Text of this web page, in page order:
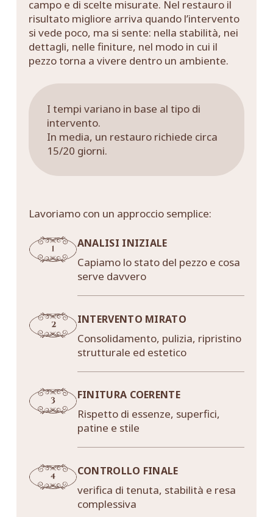
campo e di scelte misurate. Nel restauro il
risultato migliore arriva quando l’intervento
si vede poco, ma si sente: nella stabilità, nei
dettagli, nelle finiture, nel modo in cui il
pezzo torna a vivere dentro un ambiente.
I tempi variano in base al tipo di
intervento.
In media, un restauro richiede circa
15/20 giorni.
Lavoriamo con un approccio semplice:
ANALISI INIZIALE
Capiamo lo stato del pezzo e cosa
serve davvero
INTERVENTO MIRATO
Consolidamento, pulizia, ripristino
strutturale ed estetico
FINITURA COERENTE
Rispetto di essenze, superfici,
patine e stile
CONTROLLO FINALE
verifica di tenuta, stabilità e resa
complessiva